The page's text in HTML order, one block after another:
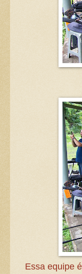
Essa equipe